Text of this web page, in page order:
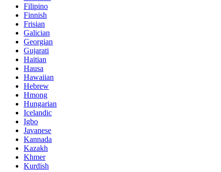
Filipino
Finnish
Frisian
Galician
Georgian
Gujarati
Haitian
Hausa
Hawaiian
Hebrew
Hmong
Hungarian
Icelandic
Igbo
Javanese
Kannada
Kazakh
Khmer
Kurdish